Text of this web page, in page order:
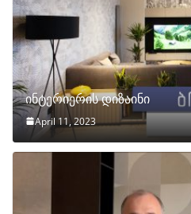
ინტერიერის დიზაინი
April 11, 2023